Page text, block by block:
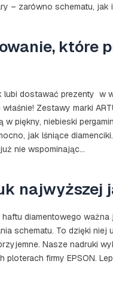
– zarówno schematu, jak i
które
lubi dostawać prezenty w
Zestawy marki
w piękny, niebieski
jak lśniące
nie wspominając…
najwyższej
haftu diamentowego
schematu. To dzięki niej
Nasze nadruki
ploterach firmy EPSON.